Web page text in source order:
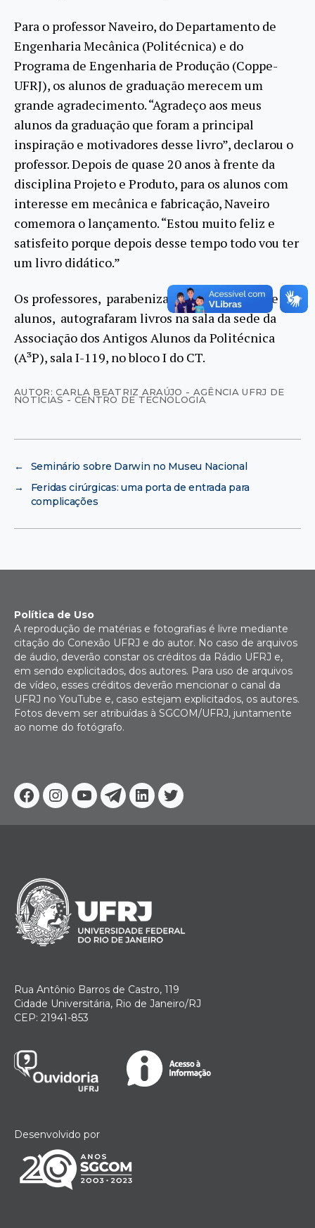
Para o professor Naveiro, do Departamento de
Engenharia Mecânica (Politécnica) e do
Programa de Engenharia de Produção (Coppe-
UFRJ), os alunos de graduação merecem um
grande agradecimento. “Agradeço aos meus
alunos da graduação que foram a principal
inspiração e motivadores desse livro”, declarou o
professor. Depois de quase 20 anos à frente da
disciplina Projeto e Produto, para os alunos com
interesse em mecânica e fabricação, Naveiro
comemora o lançamento. “Estou muito feliz e
satisfeito porque depois desse tempo todo vou ter
um livro didático.”
Os professores, parabenizados pelos colegas e
alunos, autografaram livros na sala da sede da
Associação dos Antigos Alunos da Politécnica
(A³P), sala I-119, no bloco I do CT.
AUTOR: CARLA BEATRIZ ARAÚJO - AGÊNCIA UFRJ DE
NOTÍCIAS - CENTRO DE TECNOLOGIA
←
Seminário sobre Darwin no Museu Nacional
→
Feridas cirúrgicas: uma porta de entrada para
complicações
Facebook
Instagram
YoutubeTelegram
Linkedin
Twitter
Política de Uso
A reprodução de matérias e fotografias é livre mediante
citação do Conexão UFRJ e do autor. No caso de arquivos
de áudio, deverão constar os créditos da Rádio UFRJ e,
em sendo explicitados, dos autores. Para uso de arquivos
de vídeo, esses créditos deverão mencionar o canal da
UFRJ no YouTube e, caso estejam explicitados, os autores.
Fotos devem ser atribuídas à SGCOM/UFRJ, juntamente
ao nome do fotógrafo.
Rua Antônio Barros de Castro, 119
Cidade Universitária, Rio de Janeiro/RJ
CEP: 21941-853
Desenvolvido por